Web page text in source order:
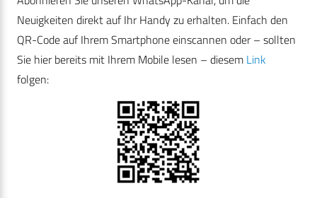
Neuigkeiten direkt auf Ihr Handy zu erhalten. Einfach den
QR-Code auf Ihrem Smartphone einscannen oder – sollten
Sie hier bereits mit Ihrem Mobile lesen – diesem Link
folgen: